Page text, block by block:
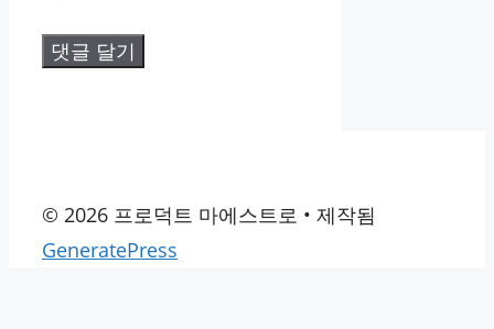
© 2026 프로덕트 마에스트로 • 제작됨
GeneratePress